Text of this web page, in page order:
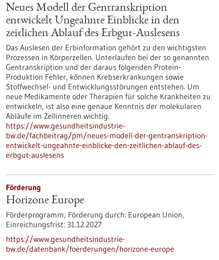
Neues Modell der Gentranskription
entwickelt Ungeahnte Einblicke in den
zeitlichen Ablauf des Erbgut-Auslesens
Das Auslesen der Erbinformation gehört zu den wichtigsten
Prozessen in Körperzellen. Unterlaufen bei der so genannten
Gentranskription und der daraus folgenden Protein-
Produktion Fehler, können Krebserkrankungen sowie
Stoffwechsel- und Entwicklungsstörungen entstehen. Um
neue Medikamente oder Therapien für solche Krankheiten zu
entwickeln, ist also eine genaue Kenntnis der molekularen
Abläufe im Zellinneren wichtig.
https://www.gesundheitsindustrie-
bw.de/fachbeitrag/pm/neues-modell-der-gentranskription-
entwickelt-ungeahnte-einblicke-den-zeitlichen-ablauf-des-
erbgut-auslesens
Förderung
Horizone Europe
Förderprogramm, Förderung durch: European Union,
Einreichungsfrist: 31.12.2027
https://www.gesundheitsindustrie-
bw.de/datenbank/foerderungen/horizone-europe